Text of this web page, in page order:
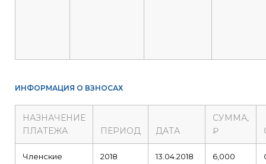
ИНФОРМАЦИЯ О ВЗНОСАХ
НАЗНАЧЕНИЕ
ПЛАТЕЖА
ПЕРИОД ДАТА
СУММА,
₽
Членские
2018 13.04.2018 6,000